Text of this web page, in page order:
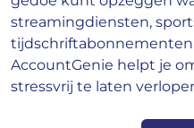
streamingdiensten,
tijdschriftabonnementen
AccountGenie helpt je
stressvrij te laten